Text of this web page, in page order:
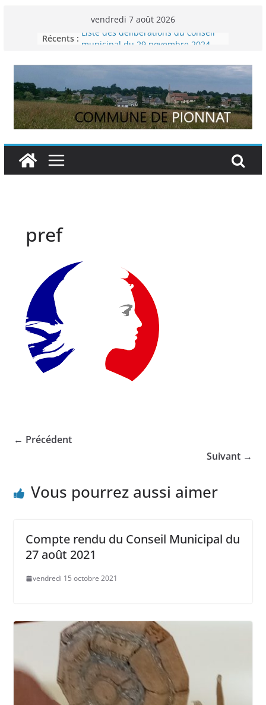
vendredi 7 août 2026
Récents : Liste des délibérations du conseil
Voyager en Europe pour les jeunes
Enquête INSEE
Liste des délibérations du conseil
municipal en date du 5/12/2024
pref
← Précédent
Suivant →
Vous pourrez aussi aimer
Compte rendu du Conseil Municipal du
27 août 2021
vendredi 15 octobre 2021